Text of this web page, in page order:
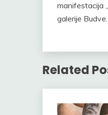
manifestacija
galerije Budve.
Related